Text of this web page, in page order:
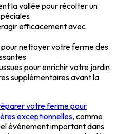
la vallée pour récolter un
efficacement avec
nettoyer votre ferme des
pour enrichir votre jardin
supplémentaires avant la
votre ferme pour
exceptionnelles, comme
événement important dans